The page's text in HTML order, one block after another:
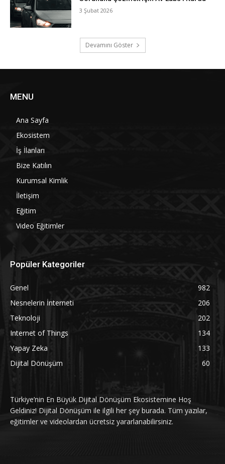
3 Şubat 2026
Devamını Göster
MENU
Ana Sayfa
Ekosistem
İş İlanları
Bize Katılın
Kurumsal Kimlik
İletişim
Eğitim
Video Eğitimler
Popüler Kategoriler
Genel
982
Nesnelerin İnterneti
206
Teknoloji
202
Internet of Things
134
Yapay Zeka
133
Dijital Dönüşüm
60
Türkiye’nin En Büyük Dijital Dönüşüm Ekosistemine Hoş
Geldiniz! Dijital Dönüşüm ile ilgili her şey burada. Tüm yazılar,
eğitimler ve videolardan ücretsiz yararlanabilirsiniz.